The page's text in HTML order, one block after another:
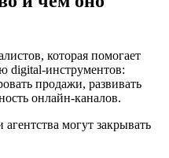
которая помогает
digital-инструментов:
продажи, развивать
онлайн-каналов.
могут закрывать